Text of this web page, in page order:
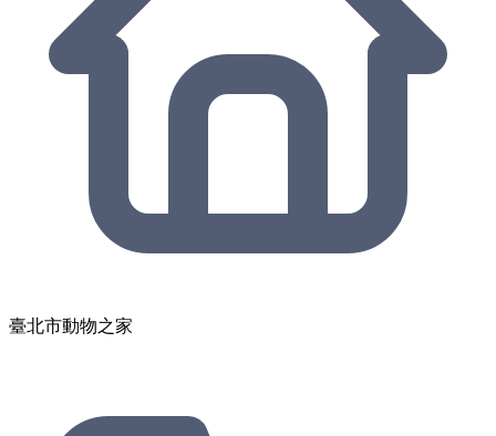
臺北市動物之家